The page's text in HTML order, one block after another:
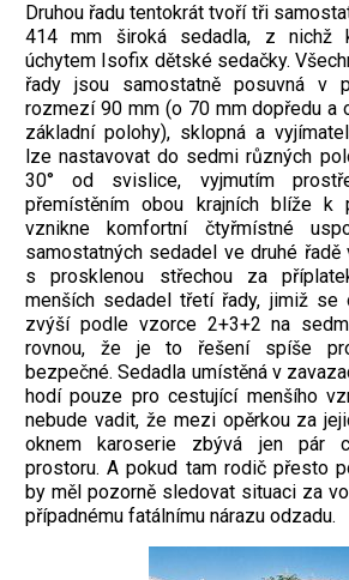
Druhou řadu tentokrát tvoří tři
414 mm široká sedadla, z nichž
úchytem Isofix dětské sedačky.
řady jsou samostatně posuvná v
rozmezí 90 mm (o 70 mm dopředu a
základní polohy), sklopná a
lze nastavovat do sedmi různých
30° od svislice, vyjmutím
přemístěním obou krajních blíže k
vznikne komfortní čtyřmístné
samostatných sedadel ve druhé řadě
s prosklenou střechou za
menších sedadel třetí řady, jimiž se
zvýší podle vzorce 2+3+2 na
rovnou, že je to řešení spíše
bezpečné. Sedadla umístěná v
hodí pouze pro cestující menšího
nebude vadit, že mezi opěrkou za
oknem karoserie zbývá jen pár
prostoru. A pokud tam rodič přesto
by měl pozorně sledovat situaci za
případnému fatálnímu nárazu odzadu.